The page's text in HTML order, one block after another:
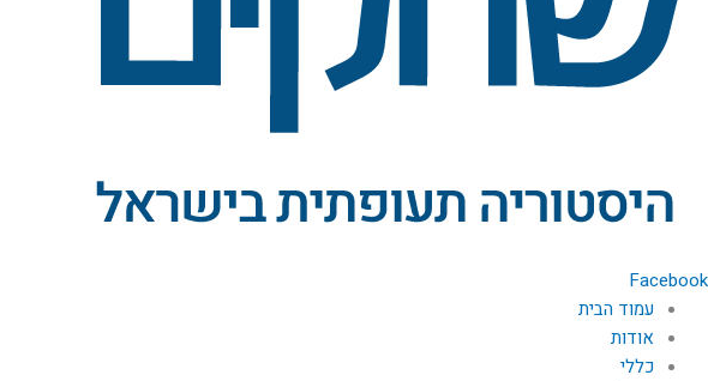
Facebook
עמוד הבית
אודות
כללי